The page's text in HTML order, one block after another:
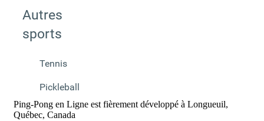
Autres
sports
Tennis
Pickleball
Ping-Pong en Ligne est fièrement développé à Longueuil,
Québec, Canada